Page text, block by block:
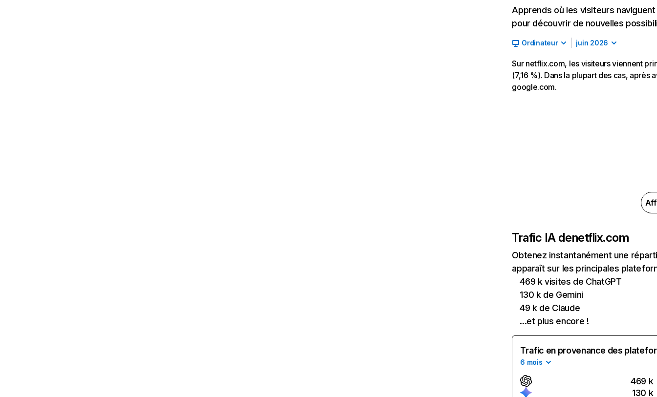
Apprends où les visiteurs
pour découvrir de nouvelles
Ordinateur juin 2026
Sur netflix.com, les visiteurs viennent
(7,16 %). Dans la plupart des cas,
google.com.
Trafic IA denetflix.com
Obtenez instantanément une
apparaît sur les principales
469 k visites de ChatGPT
130 k de Gemini
49 k de Claude
...et plus encore !
Trafic en provenance des
6 mois
469 k
130 k